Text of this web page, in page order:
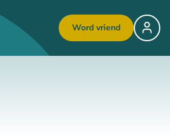
Word vriend